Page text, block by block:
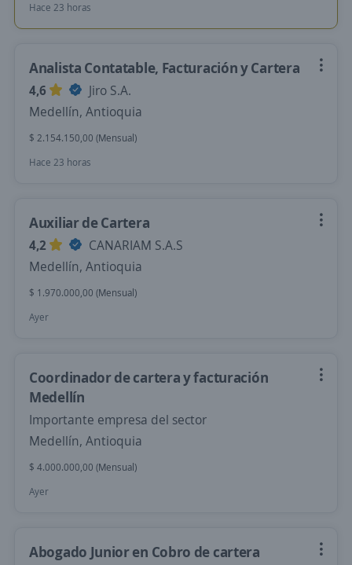
Hace 23 horas
Analista Contatable, Facturación y Cartera
4,6
Jiro S.A.
Medellín, Antioquia
$ 2.154.150,00 (Mensual)
Hace 23 horas
Auxiliar de Cartera
4,2
CANARIAM S.A.S
Medellín, Antioquia
$ 1.970.000,00 (Mensual)
Ayer
Coordinador de cartera y facturación
Medellín
Importante empresa del sector
Medellín, Antioquia
$ 4.000.000,00 (Mensual)
Ayer
Abogado Junior en Cobro de cartera